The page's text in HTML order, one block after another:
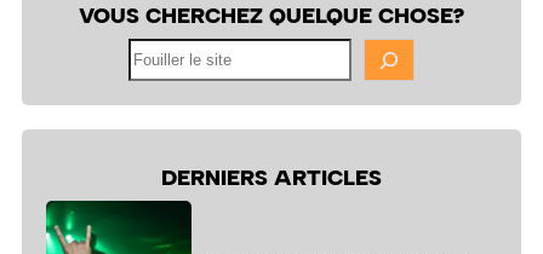
VOUS CHERCHEZ QUELQUE CHOSE?
DERNIERS ARTICLES